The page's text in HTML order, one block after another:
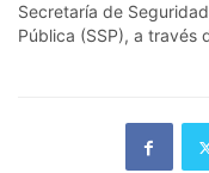
Secretaría de Seguridad
Pública (SSP), a través
delitos contra la salud y
aseguró tres unidades